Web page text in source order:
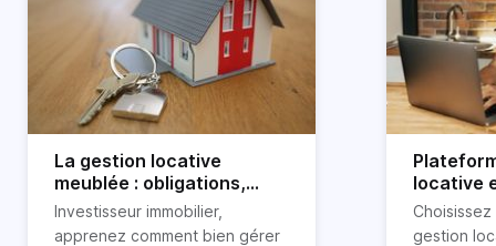
La gestion locative
meublée : obligations,
avantages et
inconvénients
Investisseur immobilier,
apprenez comment bien gérer
locative
pourquoi
gestion